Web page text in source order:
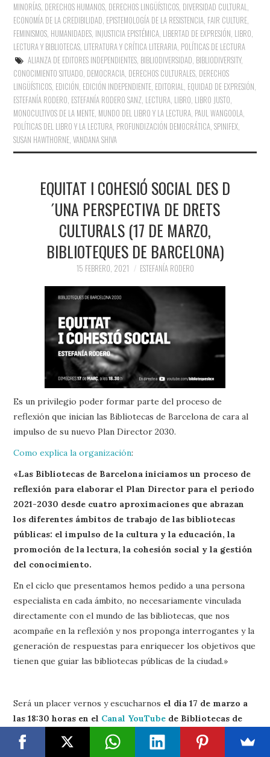
MINORÍAS, DERECHOS HUMANOS, DERECHOS LINGÜÍSTICOS, DIVERSIDAD CULTURAL,
ECONOMÍA DE LA CREDIBILIDAD, EPISTEMOLOGÍA DE LA RESISTENCIA, FAIR CULTURE,
FEMINISMOS, HUMANIDADES, INJUSTICIA EPISTÉMICA, LIBERTAD DE EXPRESIÓN, LIBRO,
LECTURA Y BIBLIOTECAS, LITERATURA Y CRÍTICA LITERARIA, POLÍTICAS DE LECTURA
ALIANZA DE EDITORES INDEPENDIENTES, BIBLIODIVERSIDAD, BIBLIODIVERSITY,
CONOCIMIENTO SITUADO, DEMOCRACIA, DERECHOS CULTURALES, DERECHOS
LINGÜÍSTICOS, EDICIÓN, EDICIÓN INDEPENDIENTE, EDITORIAL, EQUIDAD DE EXPRESIÓN,
ESTEFANÍA RODERO, ESTEFANÍA RODERO SANZ, LECTURA, LIBRO, LIBRO JUSTO,
MONOCULTIVOS DE LA MENTE, MUNDO DEL LIBRO Y LA LECTURA, PAUL WANGOOLA,
POLÍTICAS DEL LIBRO Y LA LECTURA, PROFUNDIZACIÓN DEMOCRÁTICA,SPINIFEX,
SUSAN HAWTHORNE,VANDANA SHIVA
EQUITAT I COHESIÓ SOCIAL DES D
´UNA PERSPECTIVA DE DRETS
CULTURALS (17 DE MARZO,
BIBLIOTEQUES DE BARCELONA)
15 FEBRERO, 2021 ESTEFANÍA RODERO
Es un privilegio poder formar parte del proceso de
reflexión que inician las Bibliotecas de Barcelona de cara al
impulso de su nuevo Plan Director 2030.
Como explica la organización:
«Las Bibliotecas de Barcelona iniciamos un proceso de
reflexión para elaborar el Plan Director para el periodo
2021-2030 desde cuatro aproximaciones que abrazan
los diferentes ámbitos de trabajo de las bibliotecas
públicas: el impulso de la cultura y la educación, la
promoción de la lectura, la cohesión social y la gestión
del conocimiento.
En el ciclo que presentamos hemos pedido a una persona
especialista en cada ámbito, no necesariamente vinculada
directamente con el mundo de las bibliotecas, que nos
acompañe en la reflexión y nos proponga interrogantes y la
generación de respuestas para enriquecer los objetivos que
tienen que guiar las bibliotecas públicas de la ciudad.»
Será un placer vernos y escucharnos el día 17 de marzo a
las 18:30 horas en el Canal YouTube de Bibliotecas de
Barcelona
para hablar sobre Equidad y cohesión social
desde una perspectiva de derechos culturales: